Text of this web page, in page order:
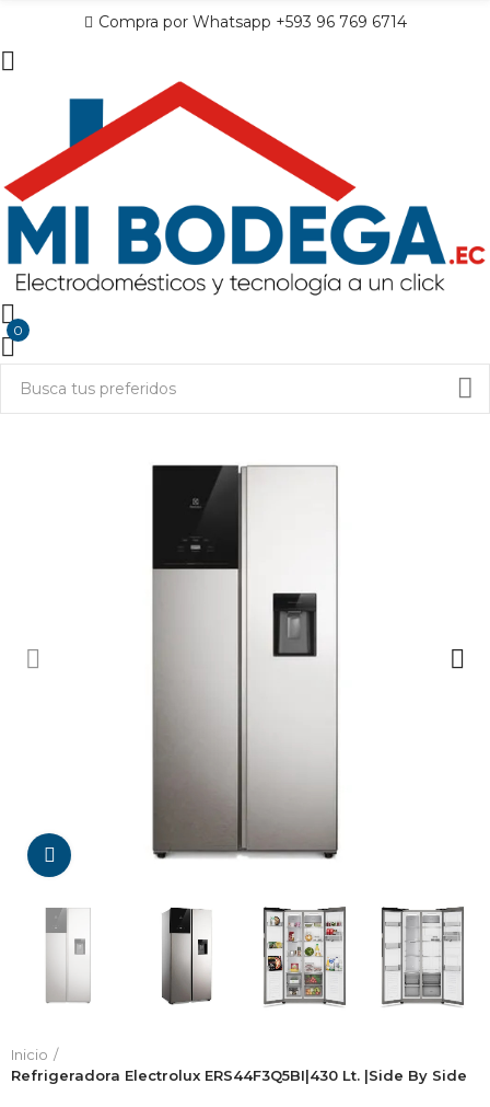
Compra por Whatsapp +593 96 769 6714
0
Da click para agrandar
Inicio
Refrigeradora Electrolux ERS44F3Q5BI|430 Lt. |Side By Side